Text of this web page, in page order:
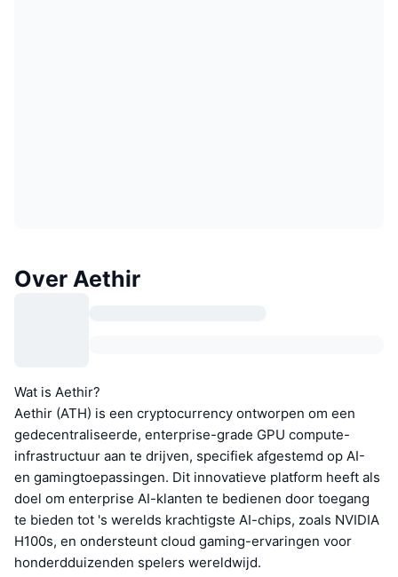
Over Aethir
Wat is Aethir?
Aethir (ATH) is een cryptocurrency ontworpen om een
gedecentraliseerde, enterprise-grade GPU compute-
infrastructuur aan te drijven, specifiek afgestemd op AI-
en gamingtoepassingen. Dit innovatieve platform heeft als
doel om enterprise AI-klanten te bedienen door toegang
te bieden tot 's werelds krachtigste AI-chips, zoals NVIDIA
H100s, en ondersteunt cloud gaming-ervaringen voor
honderdduizenden spelers wereldwijd.